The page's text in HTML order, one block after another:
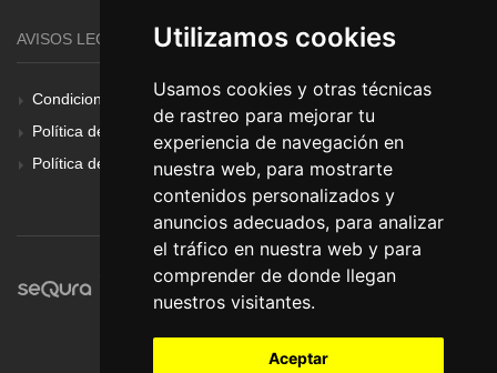
Utilizamos cookies
Usamos cookies y otras técnicas
de rastreo para mejorar tu
experiencia de navegación en
nuestra web, para mostrarte
contenidos personalizados y
anuncios adecuados, para analizar
el tráfico en nuestra web y para
comprender de donde llegan
nuestros visitantes.
Aceptar
AVISOS LEGALES
Condiciones Generales
Política de Cookies
Política de Privacidad